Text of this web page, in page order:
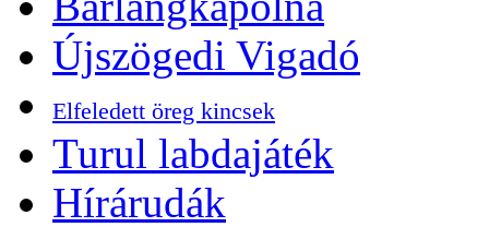
Újszögedi Vigadó
Elfeledett öreg kincsek
Turul labdajáték
Hírárudák